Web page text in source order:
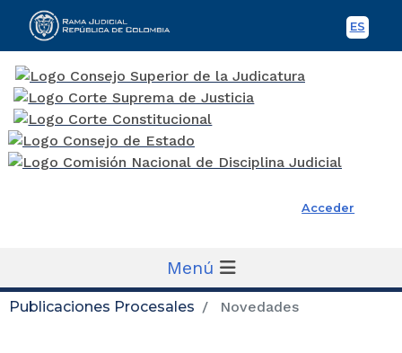
ES
Rama Judicial
Acceder
Menú
Publicaciones Procesales Novedades